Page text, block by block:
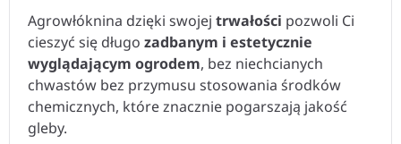
Agrowłóknina dzięki swojej trwałości pozwoli Ci
cieszyć się długo zadbanym i estetycznie
wyglądającym ogrodem, bez niechcianych
chwastów bez przymusu stosowania środków
chemicznych, które znacznie pogarszają jakość
gleby.